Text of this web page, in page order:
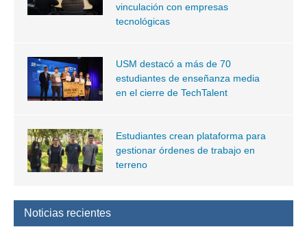
vinculación con empresas
tecnológicas
USM destacó a más de 70
estudiantes de enseñanza media
en el cierre de TechTalent
Estudiantes crean plataforma para
gestionar órdenes de trabajo en
terreno
Noticias recientes